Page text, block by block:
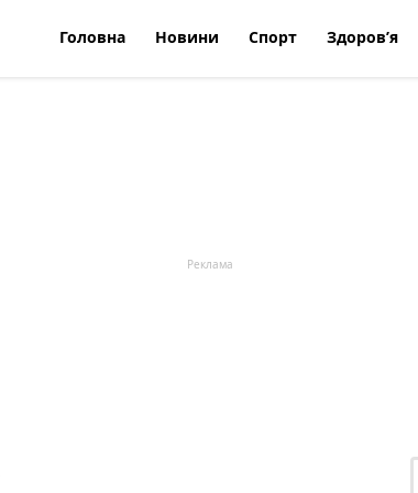
Головна Новини Спорт Здоров’я